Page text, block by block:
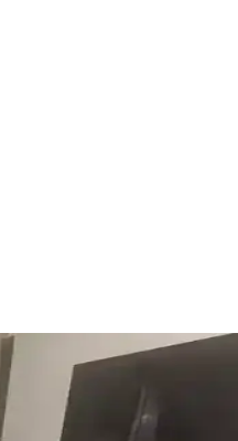
değiştirebilirsiniz.